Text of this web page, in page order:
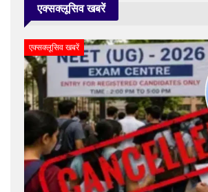
एक्सक्लूसिव खबरें
एक्सक्लूसिव खबरें